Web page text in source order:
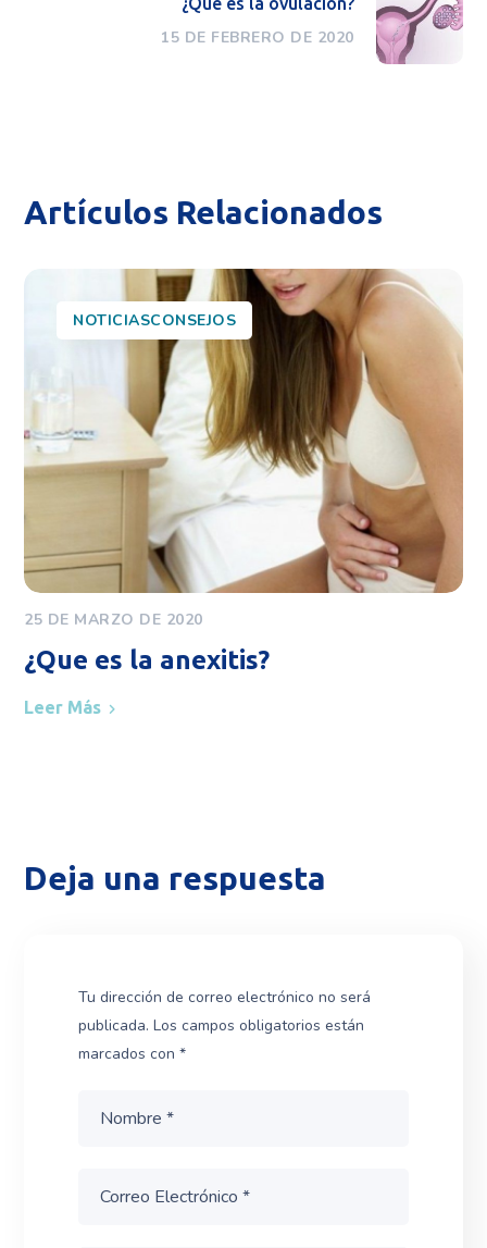
15 DE FEBRERO DE 2020
Artículos Relacionados
NOTICIASCONSEJOS
25 DE MARZO DE 2020
¿Que es la anexitis?
Leer Más
Deja una respuesta
Tu dirección de correo electrónico no será
publicada. Los campos obligatorios están
marcados con*